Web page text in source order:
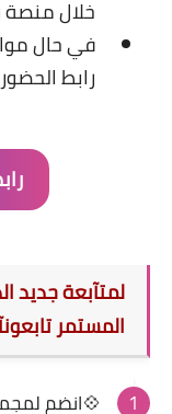
خلال منصة
في حال
رابط الحضور
لمتآبعة جديد
المستمر
💠انضم